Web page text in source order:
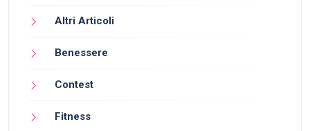
Altri Articoli
Benessere
Contest
Fitness